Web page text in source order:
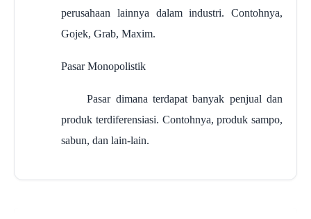
perusahaan lainnya dalam industri. Contohnya,
Gojek, Grab, Maxim.
Pasar Monopolistik
Pasar dimana terdapat banyak penjual dan
produk terdiferensiasi. Contohnya, produk sampo,
sabun, dan lain-lain.